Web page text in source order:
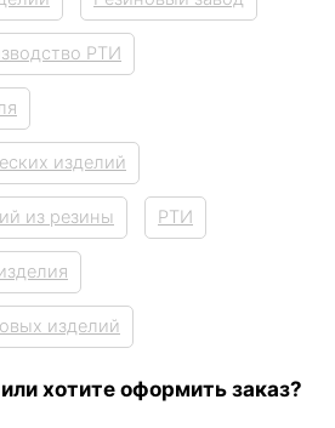
РТИ
изделий
из резины РТИ
изделий
или хотите оформить заказ?